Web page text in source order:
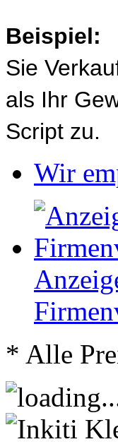
Beispiel:
Sie
als Ihr
Script zu.
Wir
* Alle